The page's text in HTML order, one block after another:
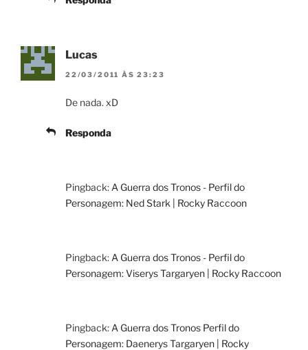
Lucas
22/03/2011 ÀS 23:23
De nada. xD
Responda
Pingback: A Guerra dos Tronos - Perfil do
Personagem: Ned Stark | Rocky Raccoon
Pingback: A Guerra dos Tronos - Perfil do
Personagem: Viserys Targaryen | Rocky Raccoon
Pingback: A Guerra dos Tronos Perfil do
Personagem: Daenerys Targaryen | Rocky